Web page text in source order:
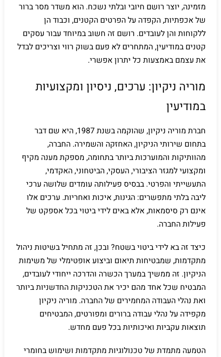
מזמינה, יוצר רושם חיובי ובלתי נשכח. הוא משדר מסר ברור
של אכפתיות, הקפדה על הפרטים הקטנים, וכבוד הן
ללקוחות והן לעובדים. רושם זה חשוב במיוחד עבור עסקים
קטנים במודיעין, המתחרים לא פעם בשוק רווי וצריכים לבדל
את עצמם באמצעות כל יתרון אפשרי.
מוריה ניקיון: ערכים, ניסיון ומקצועיות
במודיעין
חברת מוריה ניקיון, שהוקמה בשנת 1987, היא שם דבר
בתחום שירותי הניקיון, האחזקה והשמירה. החברה,
מהוותיקות והמוערכות ביותר בתחומה, מספקת מענה מקיף
ומקצועי למגזר הציבורי, העסקי, הביטחוני, האקדמי,
התעשייתי והפרטי. בבסיס פעילותה עומדים שלושה ערכי
ליבה בלתי מתפשרים: הגינות, איכות ואחריות. ערכים אלו
אינם רק סיסמאות, אלא באים לידי ביטוי בכל אספקט של
פעילות החברה.
כיצד זה בא לידי ביטוי בשטח? ובכן, זה מתחיל בשיטות ניהול
מתקדמות, שמבטיחות תיאום וביצוע אופטימלי של משימות
הניקיון. זה ממשיך במערך הכשרה והדרכה ייחודי לעובדים,
המבטיח שכל אחד מהם יכיר את הטכניקות החדשניות ביותר
ואת נהלי העבודה המחמירים של החברה. מוריה ניקיון
מקפידה על נהלי עבודה ברורים ומפורטים, המבטיחים
תוצאות עקביות ואיכותיות בכל פעם מחדש.
הטמעה מתמדת של טכנולוגיות מתקדמות ושימוש בחומרי